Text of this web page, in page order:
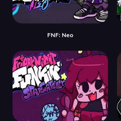
FNF: Neo